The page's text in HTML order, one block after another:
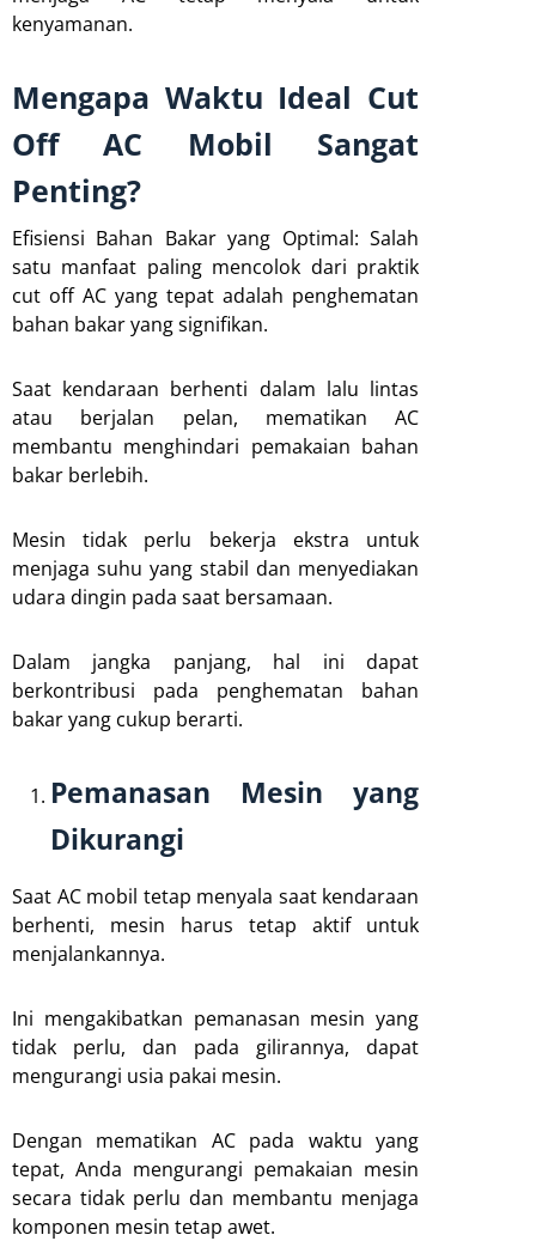
kenyamanan.
Mengapa Waktu Ideal Cut
Off AC Mobil Sangat
Penting?
Efisiensi Bahan Bakar yang Optimal: Salah
satu manfaat paling mencolok dari praktik
cut off AC yang tepat adalah penghematan
bahan bakar yang signifikan.
Saat kendaraan berhenti dalam lalu lintas
atau berjalan pelan, mematikan AC
membantu menghindari pemakaian bahan
bakar berlebih.
Mesin tidak perlu bekerja ekstra untuk
menjaga suhu yang stabil dan menyediakan
udara dingin pada saat bersamaan.
Dalam jangka panjang, hal ini dapat
berkontribusi pada penghematan bahan
bakar yang cukup berarti.
Pemanasan Mesin yang
Dikurangi
Saat AC mobil tetap menyala saat kendaraan
berhenti, mesin harus tetap aktif untuk
menjalankannya.
Ini mengakibatkan pemanasan mesin yang
tidak perlu, dan pada gilirannya, dapat
mengurangi usia pakai mesin.
Dengan mematikan AC pada waktu yang
tepat, Anda mengurangi pemakaian mesin
secara tidak perlu dan membantu menjaga
komponen mesin tetap awet.